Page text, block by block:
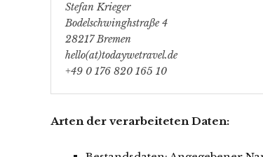
Stefan Krieger
Bodelschwinghstraße 4
28217 Bremen
hello(at)todaywetravel.de
+49 0 176 820 165 10
Arten der verarbeiteten Daten: